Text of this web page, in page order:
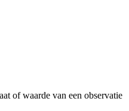
of waarde van een observatie